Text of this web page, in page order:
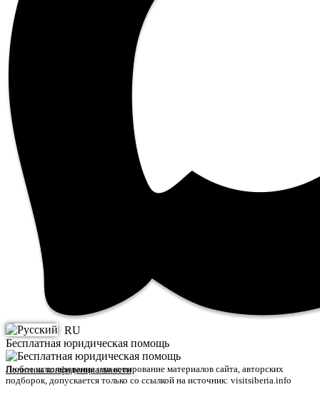
RU
Бесплатная юридическая помощь
Политика конфиденциальности
Любое использование или копирование материалов сайта, авторских
подборок, допускается только со ссылкой на источник: visitsiberia.info